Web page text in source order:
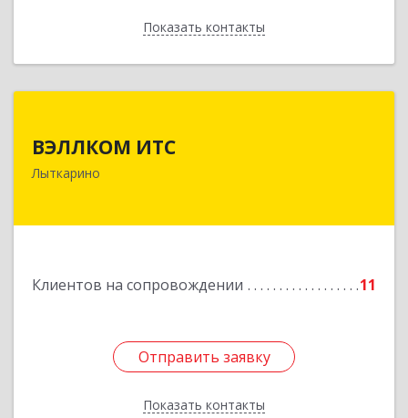
Показать контакты
Назад
ВЭЛЛКОМ ИТС
Лыткарино
Клиентов на сопровождении 11
Отправить заявку
Показать контакты
Лыткарино г, Первомайская ул, дом № 3/5,
Отправить заявку
Назад